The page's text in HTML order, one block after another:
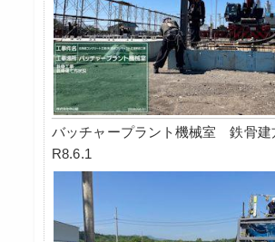
バッチャープラント機械室 鉄骨建
R8.6.1